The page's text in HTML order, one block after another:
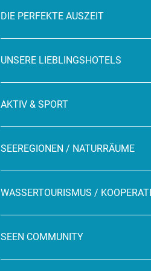
DIE PERFEKTE AUSZEIT
UNSERE LIEBLINGSHOTELS
AKTIV & SPORT
SEEREGIONEN / NATURRÄUME
WASSERTOURISMUS /
SEEN COMMUNITY